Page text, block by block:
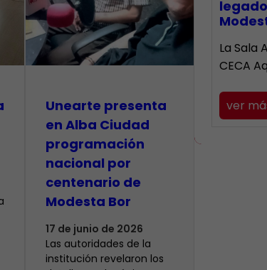
​Unearte presenta
en Alba Ciudad
programación
nacional por
centenario de
Modesta Bor
17 de junio de 2026
Las autoridades de la
institución revelaron los
La Sala
CECA
ver